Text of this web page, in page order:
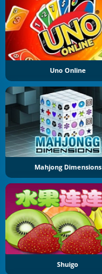
Uno Online
Mahjong Dimensions
Shuigo